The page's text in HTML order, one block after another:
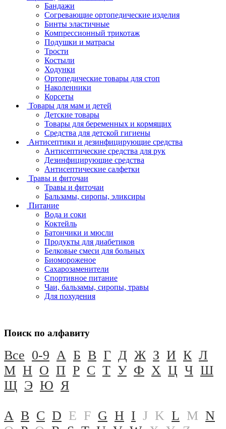
Бандажи
Согревающие ортопедические изделия
Бинты эластичные
Компрессионный трикотаж
Подушки и матрасы
Трости
Костыли
Ходунки
Ортопедические товары для стоп
Наколенники
Корсеты
Товары для мам и детей
Детские товары
Товары для беременных и кормящих
Средства для детской гигиены
Антисептики и дезинфицирующие средства
Антисептические средства для рук
Дезинфицирующие средства
Антисептические салфетки
Травы и фиточаи
Травы и фиточаи
Бальзамы, сиропы, эликсиры
Питание
Вода и соки
Коктейль
Батончики и мюсли
Продукты для диабетиков
Белковые смеси для больных
Биомороженое
Сахарозаменители
Спортивное питание
Чаи, бальзамы, сиропы, травы
Для похудения
Поиск по алфавиту
Все 0-9 А Б В Г Д Ж З И К Л
М Н О П Р С Т У Ф Х Ц Ч Ш
Щ Э Ю Я
A B C D E F G H I J K L M N